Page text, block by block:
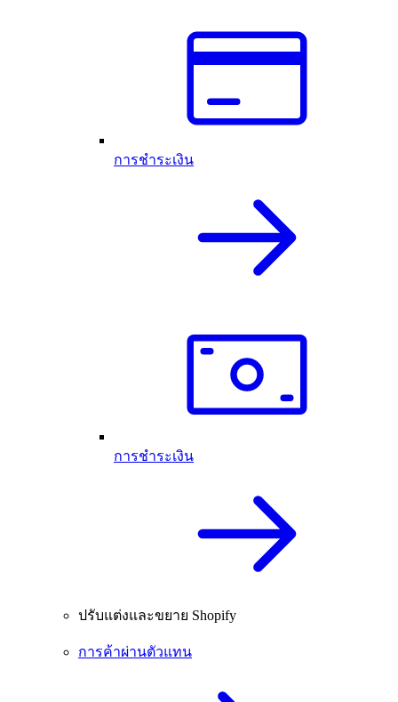
การชำระเงิน
การชำระเงิน
ปรับแต่งและขยาย Shopify
การค้าผ่านตัวแทน